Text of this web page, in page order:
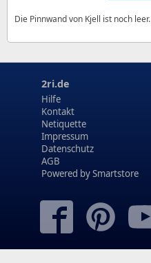
Die Pinnwand von Kjell ist noch leer.
2ri.de
Hilfe
Kontakt
Netiquette
Impressum
Datenschutz
AGB
Powered bySmartstore